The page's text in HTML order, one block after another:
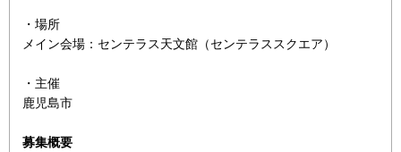
・場所
メイン会場：センテラス天文館（センテラススクエア）
・主催
鹿児島市
募集概要